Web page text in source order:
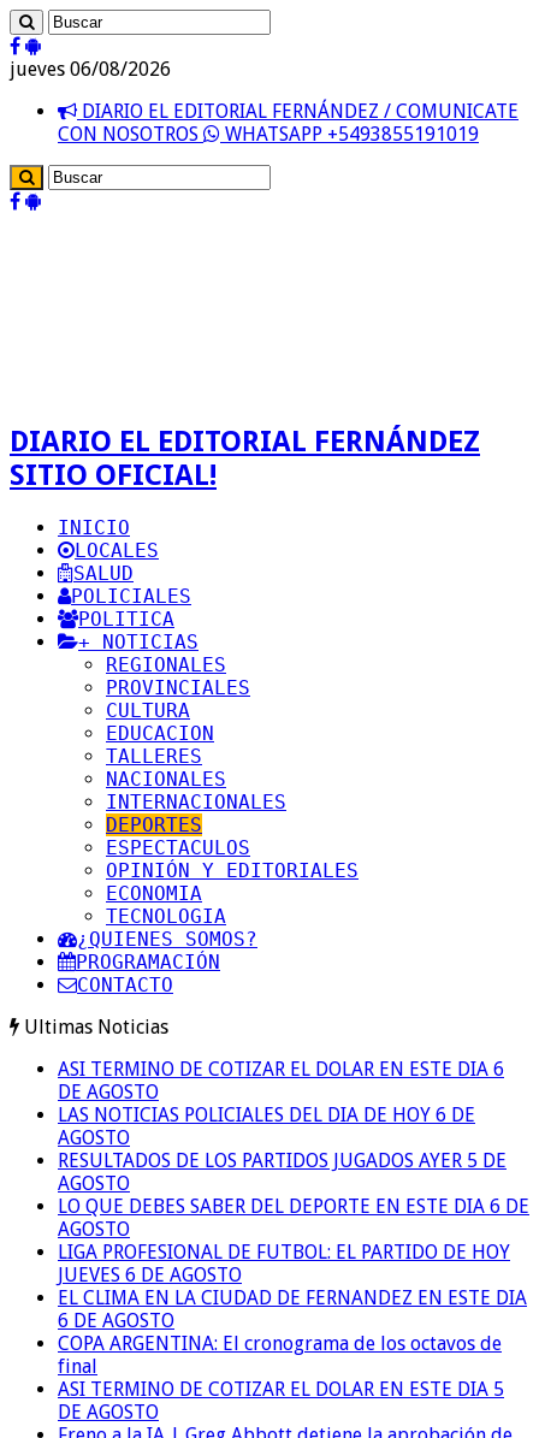
jueves 06/08/2026
DIARIO EL EDITORIAL FERNÁNDEZ / COMUNICATE
CON NOSOTROS
WHATSAPP +5493855191019
DIARIO EL EDITORIAL FERNÁNDEZ
SITIO OFICIAL!
INICIO
LOCALES
SALUD
POLICIALES
POLITICA
+ NOTICIAS
REGIONALES
PROVINCIALES
CULTURA
EDUCACION
TALLERES
NACIONALES
INTERNACIONALES
DEPORTES
ESPECTACULOS
OPINIÓN Y EDITORIALES
ECONOMIA
TECNOLOGIA
¿QUIENES SOMOS?
PROGRAMACIÓN
CONTACTO
Ultimas Noticias
ASI TERMINO DE COTIZAR EL DOLAR EN ESTE DIA 6
DE AGOSTO
LAS NOTICIAS POLICIALES DEL DIA DE HOY 6 DE
AGOSTO
RESULTADOS DE LOS PARTIDOS JUGADOS AYER 5 DE
AGOSTO
LO QUE DEBES SABER DEL DEPORTE EN ESTE DIA 6 DE
AGOSTO
LIGA PROFESIONAL DE FUTBOL: EL PARTIDO DE HOY
JUEVES 6 DE AGOSTO
EL CLIMA EN LA CIUDAD DE FERNANDEZ EN ESTE DIA
6 DE AGOSTO
COPA ARGENTINA: El cronograma de los octavos de
final
ASI TERMINO DE COTIZAR EL DOLAR EN ESTE DIA 5
DE AGOSTO